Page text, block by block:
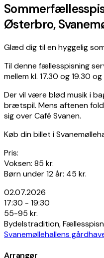
Østerbro,
Glæd dig til en hyggelig
Til denne fællesspisning
mellem kl. 17.30 og 19.30
Der vil være blød musik i
brætspil. Mens aftenen
sig over Café Svanen.
Køb din billet i
Pris:
Voksen: 85 kr.
Børn under 12 år: 45 kr.
02.07.2026
17:30 - 19:30
55-95 kr.
Bydelstradition,
Svanemøllehallens
Arrangør